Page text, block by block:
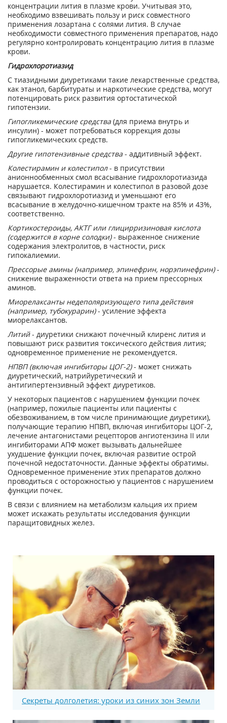
концентрации лития в плазме крови. Учитывая это,
необходимо взвешивать пользу и риск совместного
применения лозартана с солями лития. В случае
необходимости совместного применения препаратов, надо
регулярно контролировать концентрацию лития в плазме
крови.
Гидрохлоротиазид
С тиазидными диуретиками такие лекарственные средства,
как этанол, барбитураты и наркотические средства, могут
потенцировать риск развития ортостатической
гипотензии.
Гипогликемические средства (для приема внутрь и
инсулин) - может потребоваться коррекция дозы
гипогликемических средств.
Другие гипотензивные средства - аддитивный эффект.
Колестирамин и колестипол- в присутствии
анионнообменных смол всасывание гидрохлоротиазида
нарушается. Колестирамин и колестипол в разовой дозе
связывают гидрохлоротиазид и уменьшают его
всасывание в желудочно-кишечном тракте на 85% и 43%,
соответственно.
Кортикостероиды, АКТГ или глицирризиновая кислота
(содержится в корне солодки)- выраженное снижение
содержания электролитов, в частности, риск
гипокалиемии.
Прессорые амины (например, эпинефрин, норэпинефрин)-
снижение выраженности ответа на прием прессорных
аминов.
Миорелаксанты недеполяризующего типа действия
(например, тубокурарин)- усиление эффекта
миорелаксантов.
Литий- диуретики снижают почечный клиренс лития и
повышают риск развития токсического действия лития;
одновременное применение не рекомендуется.
НПВП (включая ингибиторы ЦОГ-2)- может снижать
диуретический, натрийуретический и
антигипертензивный эффект диуретиков.
У некоторых пациентов с нарушением функции почек
(например, пожилые пациенты или пациенты с
обезвоживанием, в том числе принимающие диуретики),
получающие терапию НПВП, включая ингибиторы ЦОГ-2,
лечение антагонистами рецепторов ангиотензина II или
ингибиторами АПФ может вызывать дальнейшее
ухудшение функции почек, включая развитие острой
почечной недостаточности. Данные эффекты обратимы.
Одновременное применение этих препаратов должно
проводиться с осторожностью у пациентов с нарушением
функции почек.
В связи с влиянием на метаболизм кальция их прием
может искажать результаты исследования функции
паращитовидных желез.
Секреты долголетия: уроки из синих зон Земли